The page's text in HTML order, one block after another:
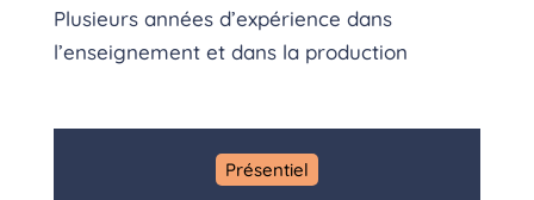
Plusieurs années d’expérience dans
l’enseignement et dans la production
Présentiel